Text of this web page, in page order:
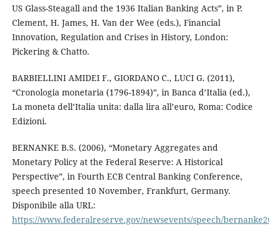
US Glass-Steagall and the 1936 Italian Banking Acts”, in P.
Clement, H. James, H. Van der Wee (eds.), Financial
Innovation, Regulation and Crises in History, London:
Pickering & Chatto.
BARBIELLINI AMIDEI F., GIORDANO C., LUCI G. (2011),
“Cronologia monetaria (1796-1894)”, in Banca d’Italia (ed.),
La moneta dell’Italia unita: dalla lira all’euro, Roma: Codice
Edizioni.
BERNANKE B.S. (2006), “Monetary Aggregates and
Monetary Policy at the Federal Reserve: A Historical
Perspective”, in Fourth ECB Central Banking Conference,
speech presented 10 November, Frankfurt, Germany.
Disponibile alla URL:
https://www.federalreserve.gov/newsevents/speech/